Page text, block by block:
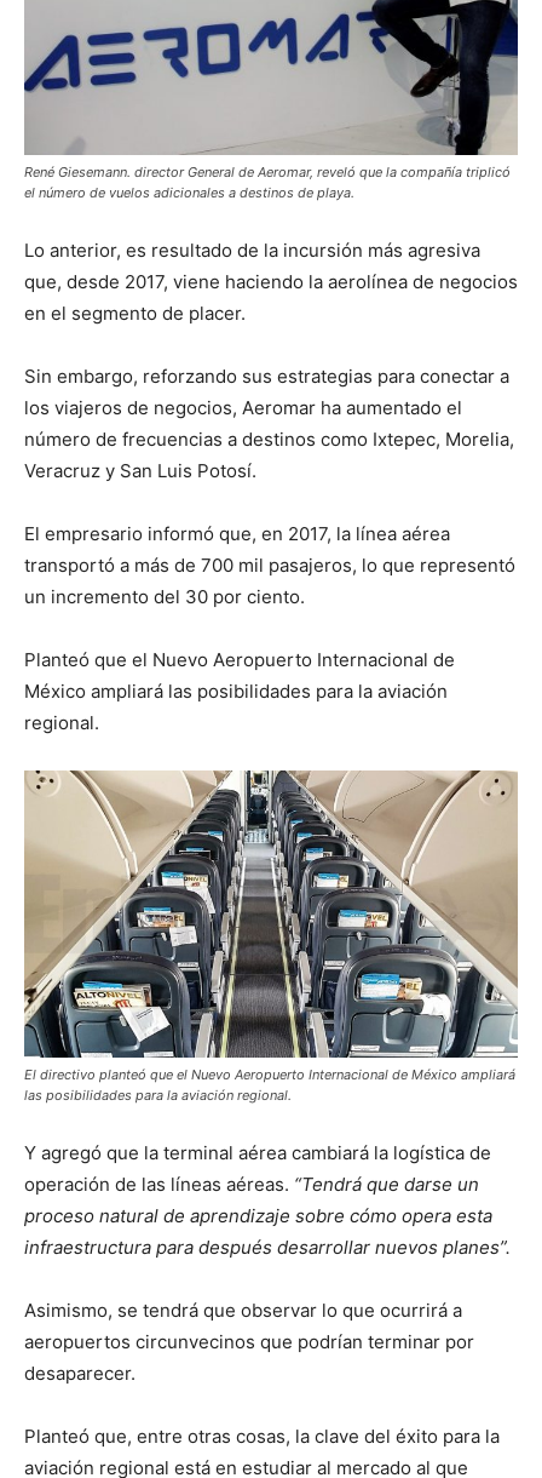
René Giesemann. director General de Aeromar, reveló que la compañía triplicó
el número de vuelos adicionales a destinos de playa.
Lo anterior, es resultado de la incursión más agresiva
que, desde 2017, viene haciendo la aerolínea de negocios
en el segmento de placer.
Sin embargo, reforzando sus estrategias para conectar a
los viajeros de negocios, Aeromar ha aumentado el
número de frecuencias a destinos como Ixtepec, Morelia,
Veracruz y San Luis Potosí.
El empresario informó que, en 2017, la línea aérea
transportó a más de 700 mil pasajeros, lo que representó
un incremento del 30 por ciento.
Planteó que el Nuevo Aeropuerto Internacional de
México ampliará las posibilidades para la aviación
regional.
El directivo planteó que el Nuevo Aeropuerto Internacional de México ampliará
las posibilidades para la aviación regional.
Y agregó que la terminal aérea cambiará la logística de
operación de las líneas aéreas. “Tendrá que darse un
proceso natural de aprendizaje sobre cómo opera esta
infraestructura para después desarrollar nuevos planes”.
Asimismo, se tendrá que observar lo que ocurrirá a
aeropuertos circunvecinos que podrían terminar por
desaparecer.
Planteó que, entre otras cosas, la clave del éxito para la
aviación regional está en estudiar al mercado al que